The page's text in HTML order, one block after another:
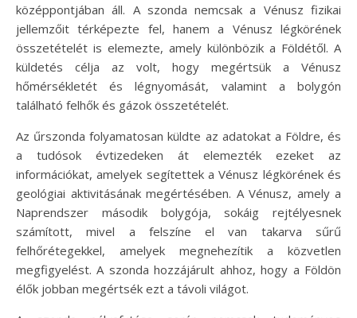
középpontjában áll. A szonda nemcsak a Vénusz fizikai
jellemzőit térképezte fel, hanem a Vénusz légkörének
összetételét is elemezte, amely különbözik a Földétől. A
küldetés célja az volt, hogy megértsük a Vénusz
hőmérsékletét és légnyomását, valamint a bolygón
található felhők és gázok összetételét.
Az űrszonda folyamatosan küldte az adatokat a Földre, és
a tudósok évtizedeken át elemezték ezeket az
információkat, amelyek segítettek a Vénusz légkörének és
geológiai aktivitásának megértésében. A Vénusz, amely a
Naprendszer második bolygója, sokáig rejtélyesnek
számított, mivel a felszíne el van takarva sűrű
felhőrétegekkel, amelyek megnehezítik a közvetlen
megfigyelést. A szonda hozzájárult ahhoz, hogy a Földön
élők jobban megértsék ezt a távoli világot.